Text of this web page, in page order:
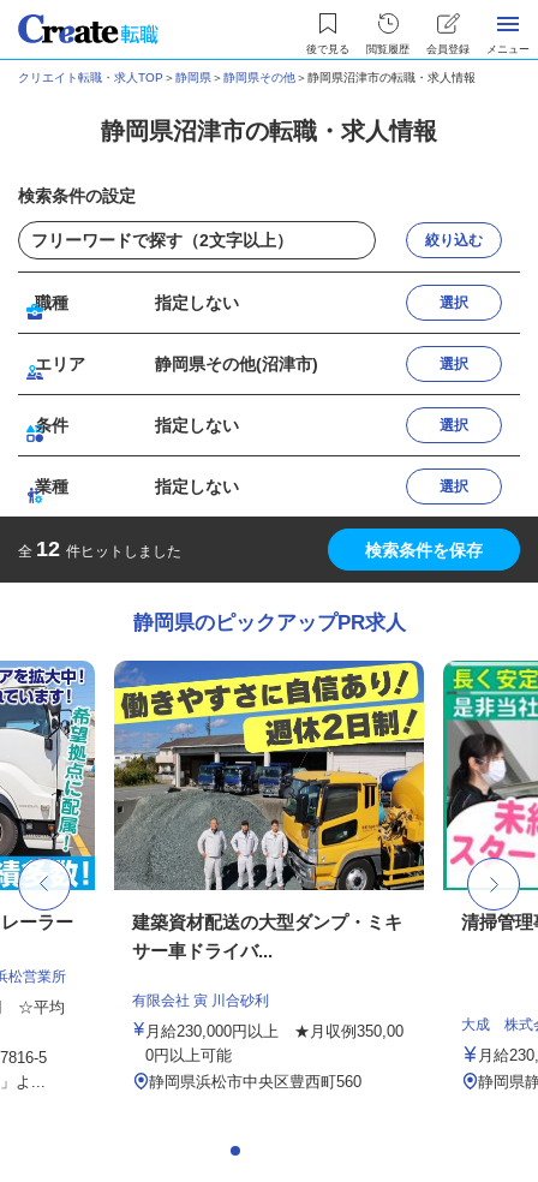
後で見る 閲覧履歴 会員登録 メニュー
クリエイト転職・求人TOP ＞静岡県＞静岡県その他＞静岡県沼津市の転職・求人情報
静岡県沼津市の転職・求人情報
検索条件の設定
絞り込む
職種 指定しない 選択
エリア 静岡県その他(沼津市) 選択
条件 指定しない 選択
業種 指定しない 選択
全 12 件ヒットしました 検索条件を保存
静岡県のピックアップPR求人
ーラー
松営業所
☆平均
5
よ...
建築資材配送の大型ダンプ・ミキ
サー車ドライバ...
有限会社 寅 川合砂利
月給230,000円以上 ★月収例350,00
0円以上可能
静岡県浜松市中央区豊西町560
清掃管理
大成 株式
月給
静岡県